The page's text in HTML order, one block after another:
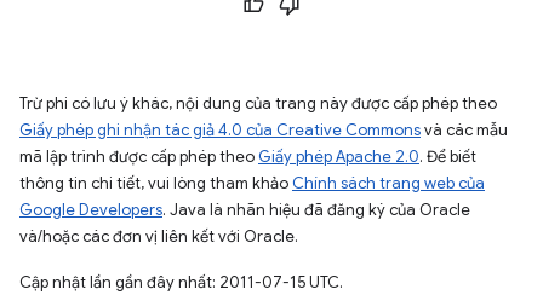
Trừ phi có lưu ý khác, nội dung của trang này được cấp phép theo
Giấy phép ghi nhận tác giả 4.0 của Creative Commonsvà các mẫu
mã lập trình được cấp phép theo Giấy phép Apache 2.0. Để biết
thông tin chi tiết, vui lòng tham khảo Chính sách trang web của
Google Developers. Java là nhãn hiệu đã đăng ký của Oracle
và/hoặc các đơn vị liên kết với Oracle.
Cập nhật lần gần đây nhất: 2011-07-15 UTC.